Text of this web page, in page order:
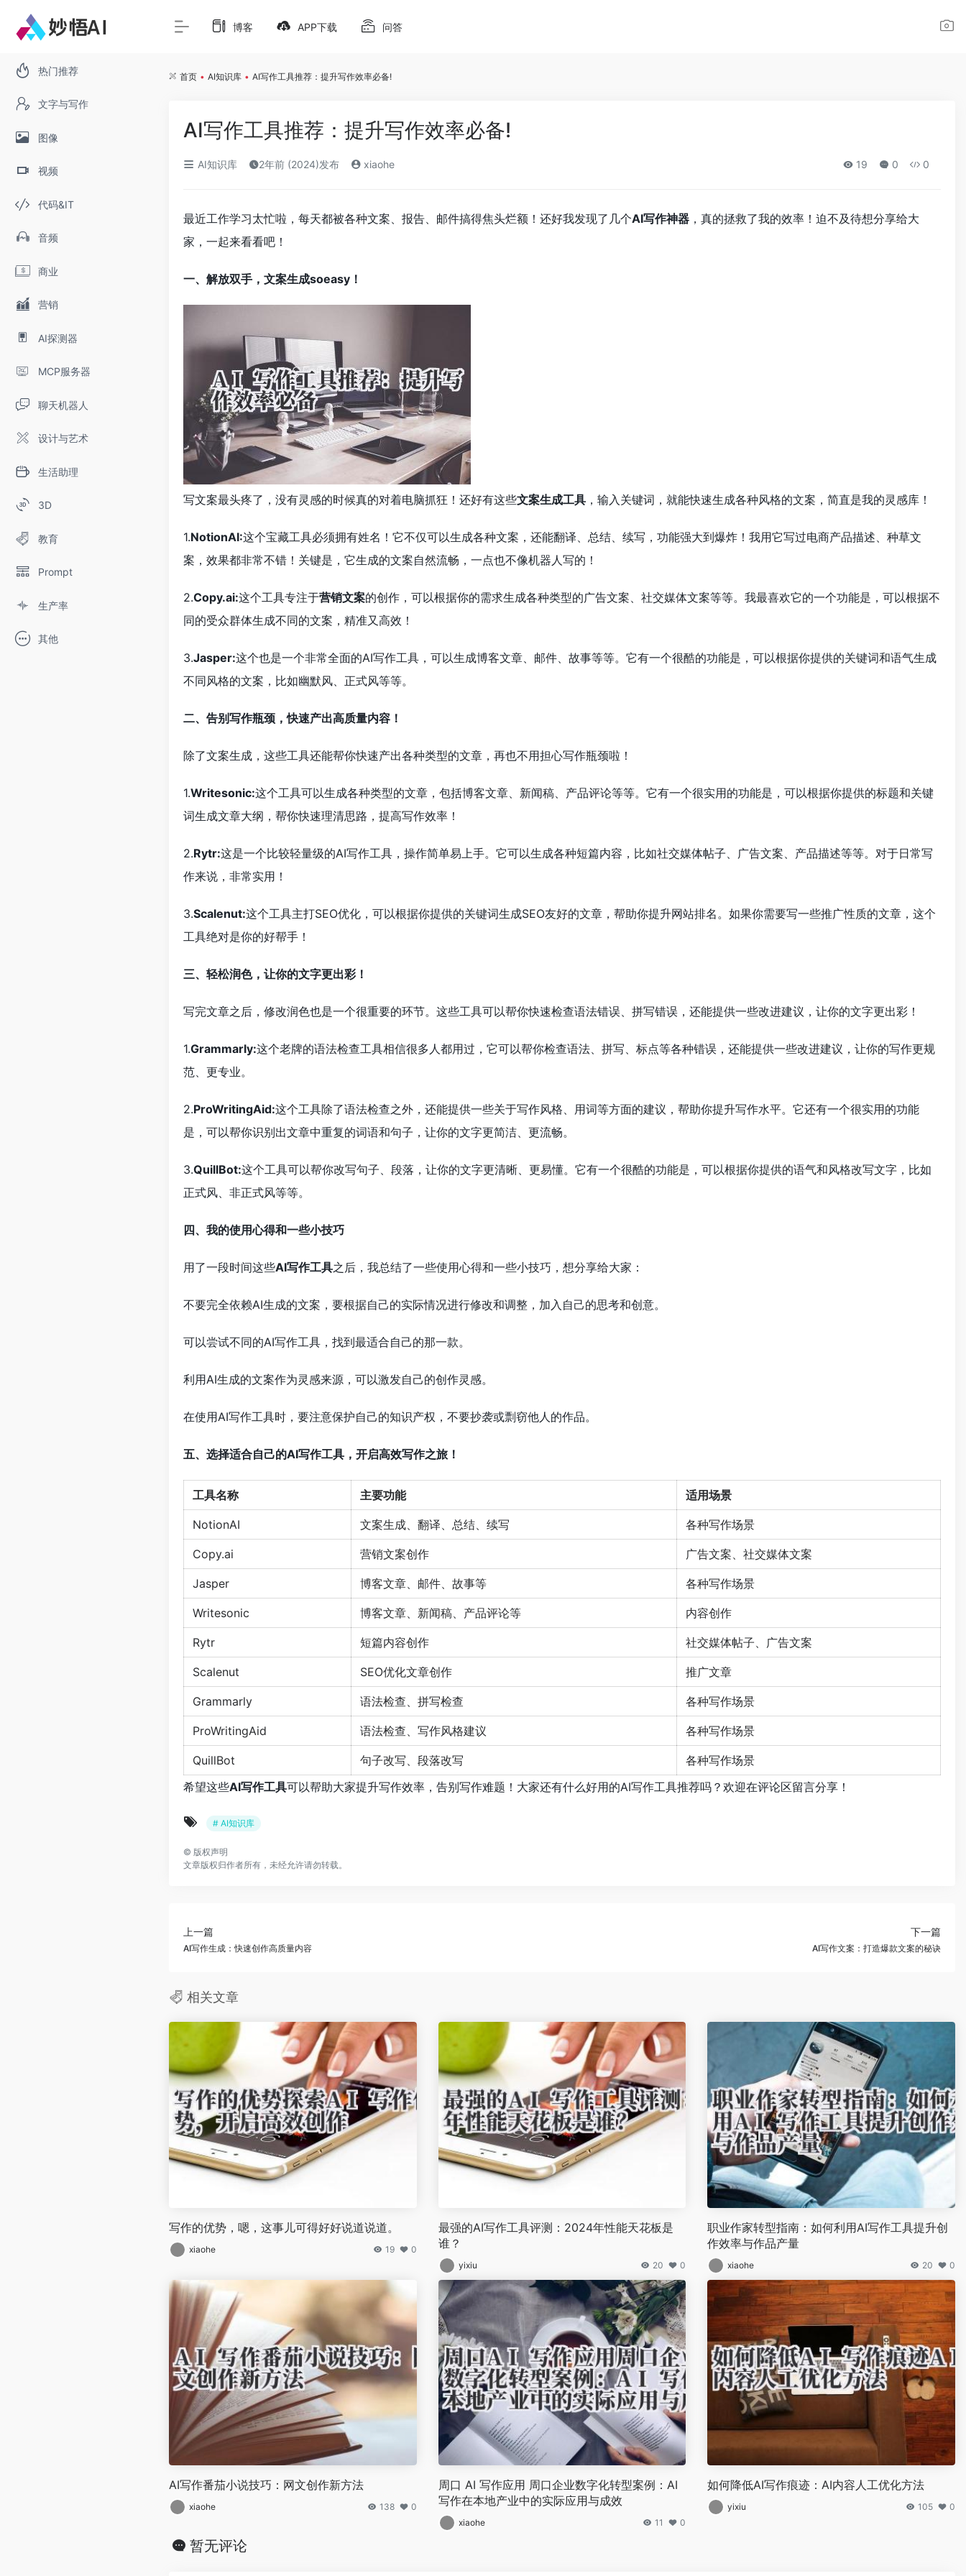
热门推荐
文字与写作
图像
视频
代码&IT
音频
商业
营销
AI探测器
MCP服务器
聊天机器人
设计与艺术
生活助理
3D
教育
Prompt
生产率
其他
博客 APP下载 问答
首页 • AI知识库 • AI写作工具推荐：提升写作效率必备!
AI写作工具推荐：提升写作效率必备!
AI知识库 2年前 (2024)发布 xiaohe 19 0 0
最近工作学习太忙啦，每天都被各种文案、报告、邮件搞得焦头烂额！还好我发现了几个AI写作神器 ，真的拯救了我的效率！迫不及待想分享给大
家，一起来看看吧！
一、解放双手，文案生成soeasy！
写文案最头疼了，没有灵感的时候真的对着电脑抓狂！还好有这些文案生成工具 ，输入关键词，就能快速生成各种风格的文案，简直是我的灵感库！
1.NotionAI:这个宝藏工具必须拥有姓名！它不仅可以生成各种文案，还能翻译、总结、续写，功能强大到爆炸！我用它写过电商产品描述、种草文
案，效果都非常不错！关键是，它生成的文案自然流畅，一点也不像机器人写的！
2.Copy.ai:这个工具专注于营销文案的创作，可以根据你的需求生成各种类型的广告文案、社交媒体文案等等。我最喜欢它的一个功能是，可以根据不
同的受众群体生成不同的文案，精准又高效！
3.Jasper:这个也是一个非常全面的AI写作工具，可以生成博客文章、邮件、故事等等。它有一个很酷的功能是，可以根据你提供的关键词和语气生成
不同风格的文案，比如幽默风、正式风等等。
二、告别写作瓶颈，快速产出高质量内容！
除了文案生成，这些工具还能帮你快速产出各种类型的文章，再也不用担心写作瓶颈啦！
1.Writesonic:这个工具可以生成各种类型的文章，包括博客文章、新闻稿、产品评论等等。它有一个很实用的功能是，可以根据你提供的标题和关键
词生成文章大纲，帮你快速理清思路，提高写作效率！
2.Rytr:这是一个比较轻量级的AI写作工具，操作简单易上手。它可以生成各种短篇内容，比如社交媒体帖子、广告文案、产品描述等等。对于日常写
作来说，非常实用！
3.Scalenut:这个工具主打SEO优化，可以根据你提供的关键词生成SEO友好的文章，帮助你提升网站排名。如果你需要写一些推广性质的文章，这个
工具绝对是你的好帮手！
三、轻松润色，让你的文字更出彩！
写完文章之后，修改润色也是一个很重要的环节。这些工具可以帮你快速检查语法错误、拼写错误，还能提供一些改进建议，让你的文字更出彩！
1.Grammarly:这个老牌的语法检查工具相信很多人都用过，它可以帮你检查语法、拼写、标点等各种错误，还能提供一些改进建议，让你的写作更规
范、更专业。
2.ProWritingAid:这个工具除了语法检查之外，还能提供一些关于写作风格、用词等方面的建议，帮助你提升写作水平。它还有一个很实用的功能
是，可以帮你识别出文章中重复的词语和句子，让你的文字更简洁、更流畅。
3.QuillBot:这个工具可以帮你改写句子、段落，让你的文字更清晰、更易懂。它有一个很酷的功能是，可以根据你提供的语气和风格改写文字，比如
正式风、非正式风等等。
四、我的使用心得和一些小技巧
用了一段时间这些AI写作工具之后，我总结了一些使用心得和一些小技巧，想分享给大家：
不要完全依赖AI生成的文案，要根据自己的实际情况进行修改和调整，加入自己的思考和创意。
可以尝试不同的AI写作工具，找到最适合自己的那一款。
利用AI生成的文案作为灵感来源，可以激发自己的创作灵感。
在使用AI写作工具时，要注意保护自己的知识产权，不要抄袭或剽窃他人的作品。
五、选择适合自己的AI写作工具，开启高效写作之旅！
工具名称 主要功能 适用场景
NotionAI 文案生成、翻译、总结、续写 各种写作场景
Copy.ai 营销文案创作 广告文案、社交媒体文案
Jasper 博客文章、邮件、故事等 各种写作场景
Writesonic 博客文章、新闻稿、产品评论等 内容创作
Rytr 短篇内容创作 社交媒体帖子、广告文案
Scalenut SEO优化文章创作 推广文章
Grammarly 语法检查、拼写检查 各种写作场景
ProWritingAid 语法检查、写作风格建议 各种写作场景
QuillBot 句子改写、段落改写
各种写作场景
希望这些AI写作工具可以帮助大家提升写作效率，告别写作难题！大家还有什么好用的AI写作工具推荐吗？欢迎在评论区留言分享！
# AI知识库
© 版权声明
文章版权归作者所有，未经允许请勿转载。
上一篇
AI写作生成：快速创作高质量内容
下一篇
AI写作文案：打造爆款文案的秘诀
相关文章
写作的优势，嗯，这事儿可得好好说道说道。
xiaohe 19 0
最强的AI写作工具评测：2024年性能天花板是
谁？
yixiu 20 0
职业作家转型指南：如何利用AI写作工具提升创
作效率与作品产量
xiaohe 20 0
AI写作番茄小说技巧：网文创作新方法
xiaohe 138 0
周口 AI 写作应用 周口企业数字化转型案例：AI
写作在本地产业中的实际应用与成效
xiaohe 11 0
如何降低AI写作痕迹：AI内容人工优化方法
yixiu 105 0
暂无评论